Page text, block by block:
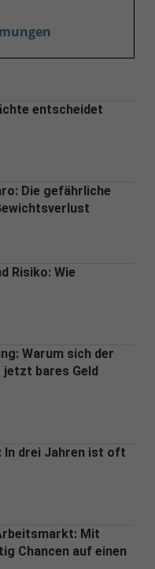
entscheidet
Die gefährliche
Risiko: Wie
Warum sich der
bares Geld
drei Jahren ist oft
Mit
Chancen auf einen